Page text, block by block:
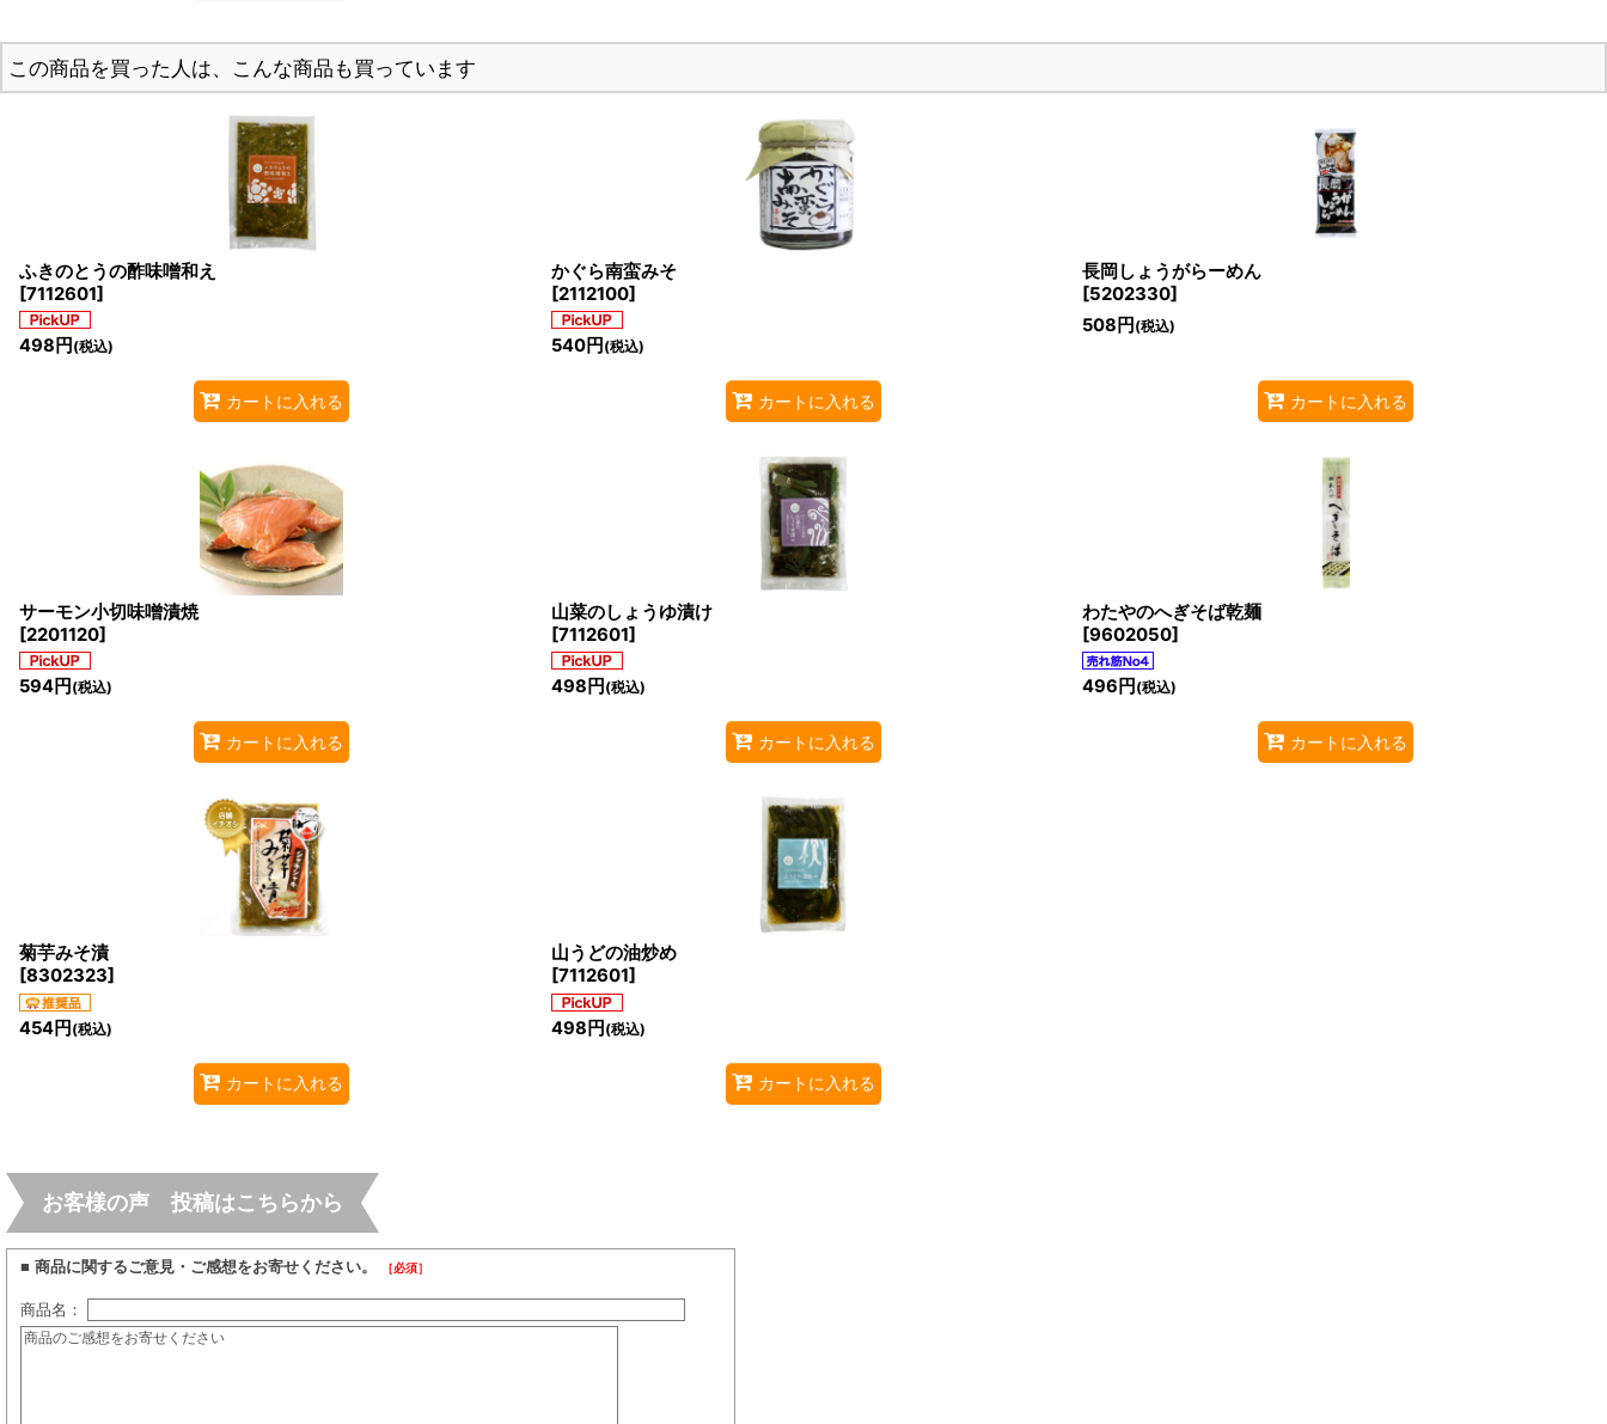
この商品を買った人は、こんな商品も買っています
ふきのとうの酢味噌和え
[7112601]
498 円 (税込)
カートに入れる
かぐら南蛮みそ
[2112100]
540円 (税込)
カートに入れる
長岡しょうがらーめん
[5202330]
508 円 (税込)
カートに入れる
サーモン小切味噌漬焼
[2201120]
594円 (税込)
カートに入れる
山菜のしょうゆ漬け
[7112601]
498 円 (税込)
カートに入れる
わたやのへぎそば乾麺
[9602050]
496 円 (税込)
カートに入れる
菊芋みそ漬
[8302323]
454円 (税込)
カートに入れる
山うどの油炒め
[7112601]
498 円 (税込)
カートに入れる
お客様の声 投稿はこちらから